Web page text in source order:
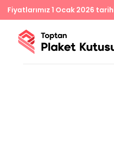
Fiyatlarımız 1 Ocak 2026